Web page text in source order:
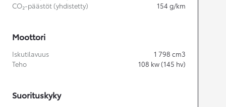
CO₂-päästöt (yhdistetty)
154 g/km
Moottori
Iskutilavuus 1 798 cm3
Teho
108 kw (145 hv)
Suorituskyky